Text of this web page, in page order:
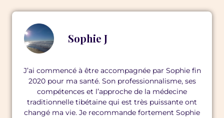
Sophie J
J’ai commencé à être accompagnée par Sophie fin
2020 pour ma santé. Son professionnalisme, ses
compétences et l’approche de la médecine
traditionnelle tibétaine qui est très puissante ont
changé ma vie. Je recommande fortement Sophie